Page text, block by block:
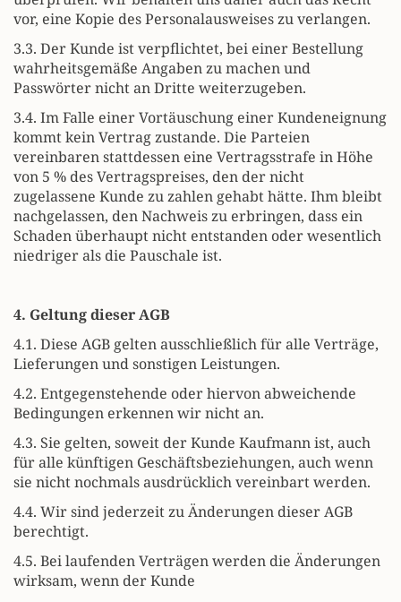
vor, eine Kopie des Personalausweises zu verlangen.
3.3. Der Kunde ist verpflichtet, bei einer Bestellung
wahrheitsgemäße Angaben zu machen und
Passwörter nicht an Dritte weiterzugeben.
3.4. Im Falle einer Vortäuschung einer Kundeneignung
kommt kein Vertrag zustande. Die Parteien
vereinbaren stattdessen eine Vertragsstrafe in Höhe
von 5 % des Vertragspreises, den der nicht
zugelassene Kunde zu zahlen gehabt hätte. Ihm bleibt
nachgelassen, den Nachweis zu erbringen, dass ein
Schaden überhaupt nicht entstanden oder wesentlich
niedriger als die Pauschale ist.
4. Geltung dieser AGB
4.1. Diese AGB gelten ausschließlich für alle Verträge,
Lieferungen und sonstigen Leistungen.
4.2. Entgegenstehende oder hiervon abweichende
Bedingungen erkennen wir nicht an.
4.3. Sie gelten, soweit der Kunde Kaufmann ist, auch
für alle künftigen Geschäftsbeziehungen, auch wenn
sie nicht nochmals ausdrücklich vereinbart werden.
4.4. Wir sind jederzeit zu Änderungen dieser AGB
berechtigt.
4.5. Bei laufenden Verträgen werden die Änderungen
wirksam, wenn der Kunde